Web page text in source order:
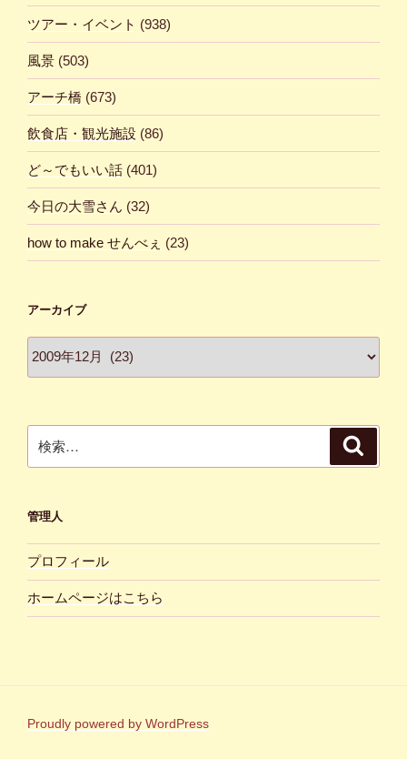
ツアー・イベント (938)
風景 (503)
アーチ橋 (673)
飲食店・観光施設 (86)
ど～でもいい話 (401)
今日の大雪さん (32)
how to make せんべぇ (23)
アーカイブ
索:
管理人
プロフィール
ホームページはこちら
Proudly powered by WordPress